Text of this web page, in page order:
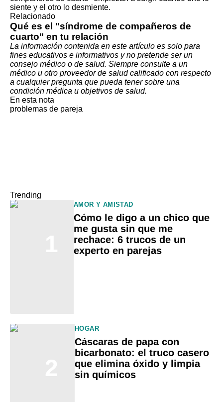
Relacionado
Qué es el "síndrome de compañeros de
cuarto" en tu relación
La información contenida en este artículo es solo para
fines educativos e informativos y no pretende ser un
consejo médico o de salud. Siempre consulte a un
médico u otro proveedor de salud calificado con respecto
a cualquier pregunta que pueda tener sobre una
condición médica u objetivos de salud.
En esta nota
problemas de pareja
Trending
AMOR Y AMISTAD
Cómo le digo a un chico que
me gusta sin que me
rechace: 6 trucos de un
experto en parejas
HOGAR
Cáscaras de papa con
bicarbonato: el truco casero
que elimina óxido y limpia
sin químicos